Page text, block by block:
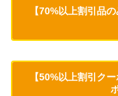
【70%以上割引品
【50%以上割引ク